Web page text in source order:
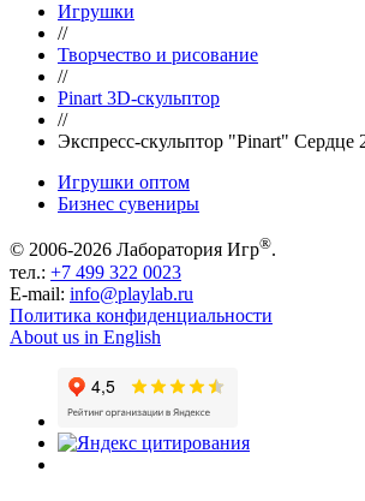
Игрушки
//
Творчество и рисование
//
Pinart 3D-скульптор
//
Экспресс-скульптор "Pinart" Сердце
Игрушки оптом
Бизнес сувениры
© 2006-2026 Лаборатория Игр®.
тел.: +7 499 322 0023
E-mail: info@playlab.ru
Политика конфиденциальности
About us in English